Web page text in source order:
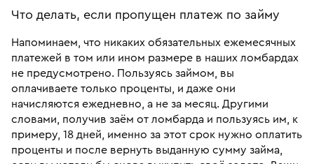
Что делать, если пропущен платеж по займу
Напоминаем, что никаких обязательных ежемесячных
платежей в том или ином размере в наших ломбардах
не предусмотрено. Пользуясь займом, вы
оплачиваете только проценты, и даже они
начисляются ежедневно, а не за месяц. Другими
словами, получив заём от ломбарда и пользуясь им, к
примеру, 18 дней, именно за этот срок нужно оплатить
проценты и после вернуть выданную сумму займа,